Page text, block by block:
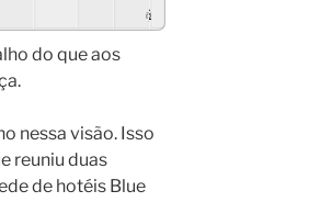
GSpeech
do que aos
nessa visão. Isso
reuniu duas
de hotéis Blue